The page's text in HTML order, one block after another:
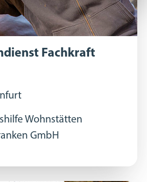
Fachkraft
Wohnstätten
GmbH